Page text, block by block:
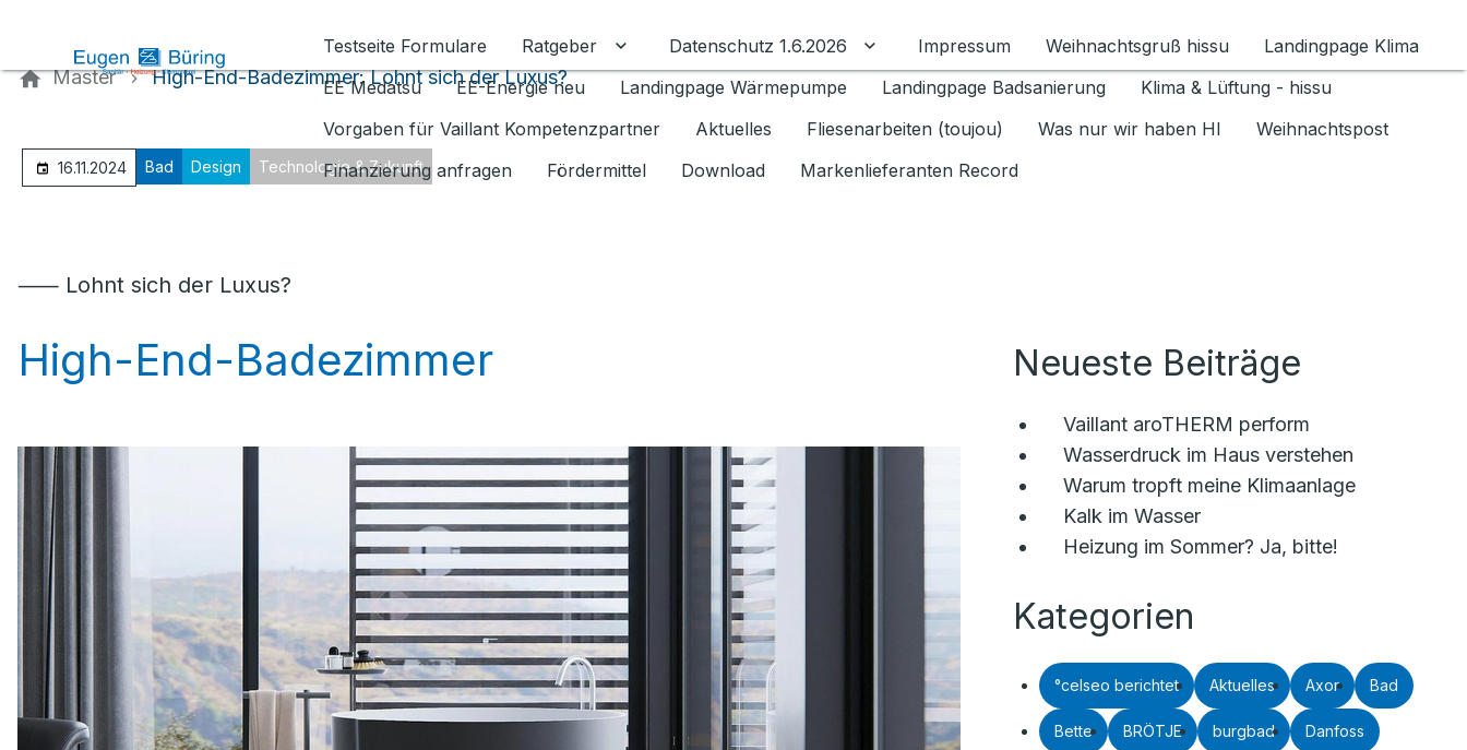
Testseite Formulare
Ratgeber Untermenü für Ratgeber umschalten
Datenschutz 1.6.2026 Untermenü für Datenschutz 1.6.2026 umschalten
Impressum Weihnachtsgruß hissu
Landingpage Klima
EE Medatsu
EE-Energie neu Landingpage Wärmepumpe Landingpage Badsanierung
Klima & Lüftung - hissu
Vorgaben für Vaillant Kompetenzpartner
Aktuelles Fliesenarbeiten (toujou) Was nur wir haben HI
Weihnachtspost
Finanzierung anfragen
Fördermittel Download Markenlieferanten Record
Master High-End-Badezimmer: Lohnt sich der Luxus?
16.11.2024 Bad Design Technologie & Zukunft
⸺ Lohnt sich der Luxus?
High-End-Badezimmer Neueste Beiträge
Vaillant aroTHERM perform
Wasserdruck im Haus verstehen
Warum tropft meine Klimaanlage
Kalk im Wasser
Heizung im Sommer? Ja, bitte!
Kategorien
°celseo berichtet Aktuelles Axor Bad
Bette BRÖTJE burgbad Danfoss